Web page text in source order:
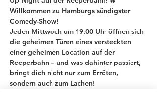
Willkommen zu Hamburgs sündigster
Comedy-Show!
Jeden Mittwoch um 19:00 Uhr öffnen sich
die geheimen Türen eines versteckten
einer geheimen Location auf der
Reeperbahn – und was dahinter passiert,
bringt dich nicht nur zum Erröten,
sondern auch zum Lachen!